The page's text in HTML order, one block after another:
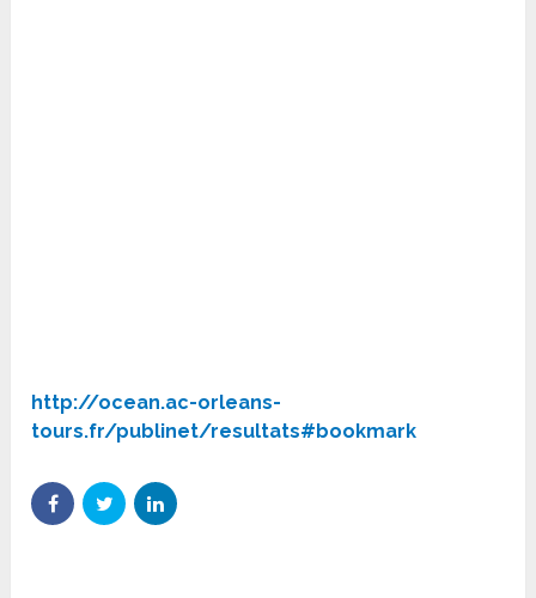
http://ocean.ac-orleans-
tours.fr/publinet/resultats#bookmark